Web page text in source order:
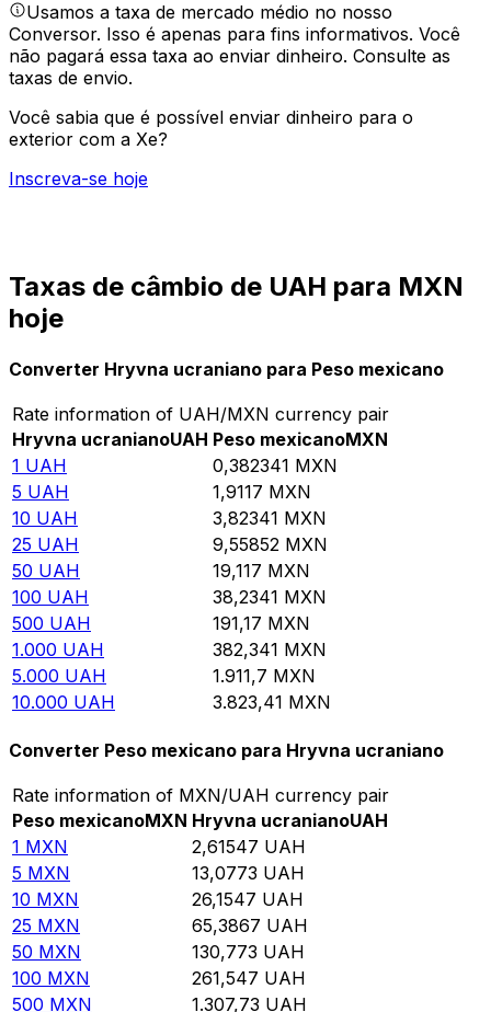
Usamos a taxa de mercado médio no nosso
Conversor. Isso é apenas para fins informativos. Você
não pagará essa taxa ao enviar dinheiro. Consulte as
taxas de envio.
Você sabia que é possível enviar dinheiro para o
exterior com a Xe?
Inscreva-se hoje
Taxas de câmbio de UAH para MXN
hoje
Converter Hryvna ucraniano para Peso mexicano
Rate information of UAH/MXN currency pair
Hryvna ucranianoUAH Peso mexicanoMXN
1 UAH 0,382341 MXN
5 UAH 1,9117 MXN
10 UAH 3,82341 MXN
25 UAH 9,55852 MXN
50 UAH 19,117 MXN
100 UAH 38,2341 MXN
500 UAH 191,17 MXN
1.000 UAH 382,341 MXN
5.000 UAH 1.911,7 MXN
10.000 UAH 3.823,41 MXN
Converter Peso mexicano para Hryvna ucraniano
Rate information of MXN/UAH currency pair
Peso mexicanoMXN Hryvna ucranianoUAH
1 MXN 2,61547 UAH
5 MXN 13,0773 UAH
10 MXN 26,1547 UAH
25 MXN 65,3867 UAH
50 MXN 130,773 UAH
100 MXN 261,547 UAH
500 MXN 1.307,73 UAH